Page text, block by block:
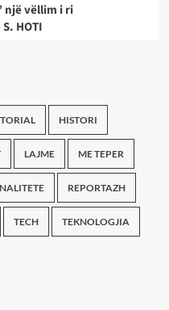
një vëllim i ri
HOTI
HISTORI
LAJME ME TEPER
REPORTAZH
TECH TEKNOLOGJIA